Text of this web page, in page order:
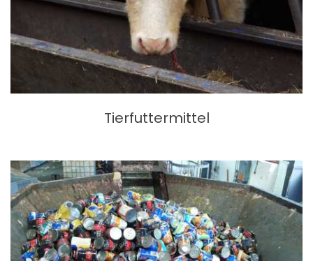
Tierfuttermittel